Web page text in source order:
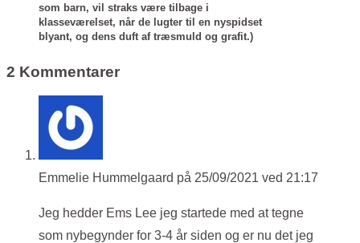
som barn, vil straks være tilbage i
klasseværelset, når de lugter til en nyspidset
blyant, og dens duft af træsmuld og grafit.)
2 Kommentarer
Emmelie Hummelgaard på 25/09/2021 ved 21:17
Jeg hedder Ems Lee jeg startede med at tegne
som nybegynder for 3-4 år siden og er nu det jeg